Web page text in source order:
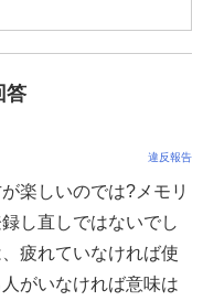
答
違反報告
楽しいのでは?メモリ
し直しではないでし
疲れていなければ使
がいなければ意味は